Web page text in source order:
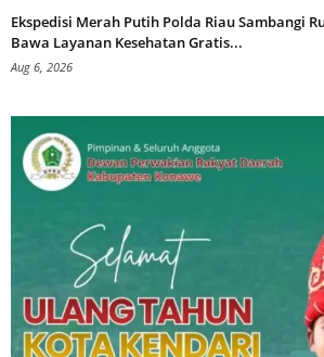
Ekspedisi Merah Putih Polda Riau Sambangi
Bawa Layanan Kesehatan Gratis...
Aug 6, 2026